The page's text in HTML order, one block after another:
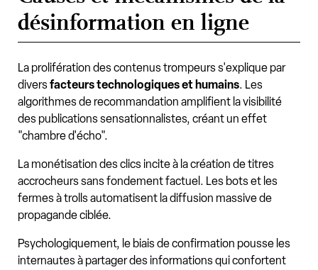
désinformation en ligne
La prolifération des contenus trompeurs s'explique par
diversfacteurs technologiques et humains. Les
algorithmes de recommandation amplifient la visibilité
des publications sensationnalistes, créant un effet
"chambre d'écho".
La monétisation des clics incite à la création de titres
accrocheurs sans fondement factuel. Les bots et les
fermes à trolls automatisent la diffusion massive de
propagande ciblée.
Psychologiquement, le biais de confirmation pousse les
internautes à partager des informations qui confortent